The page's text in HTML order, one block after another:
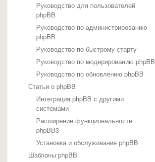
Руководство для пользователей
phpBB
Руководство по администрированию
phpBB
Руководство по быстрому старту
Руководство по модерированию phpBB
Руководство по обновлению phpBB
Статьи о phpBB
Интеграция phpBB с другими
системами
Расширение функциональности
phpBB3
Установка и обслуживание phpBB
Шаблоны phpBB